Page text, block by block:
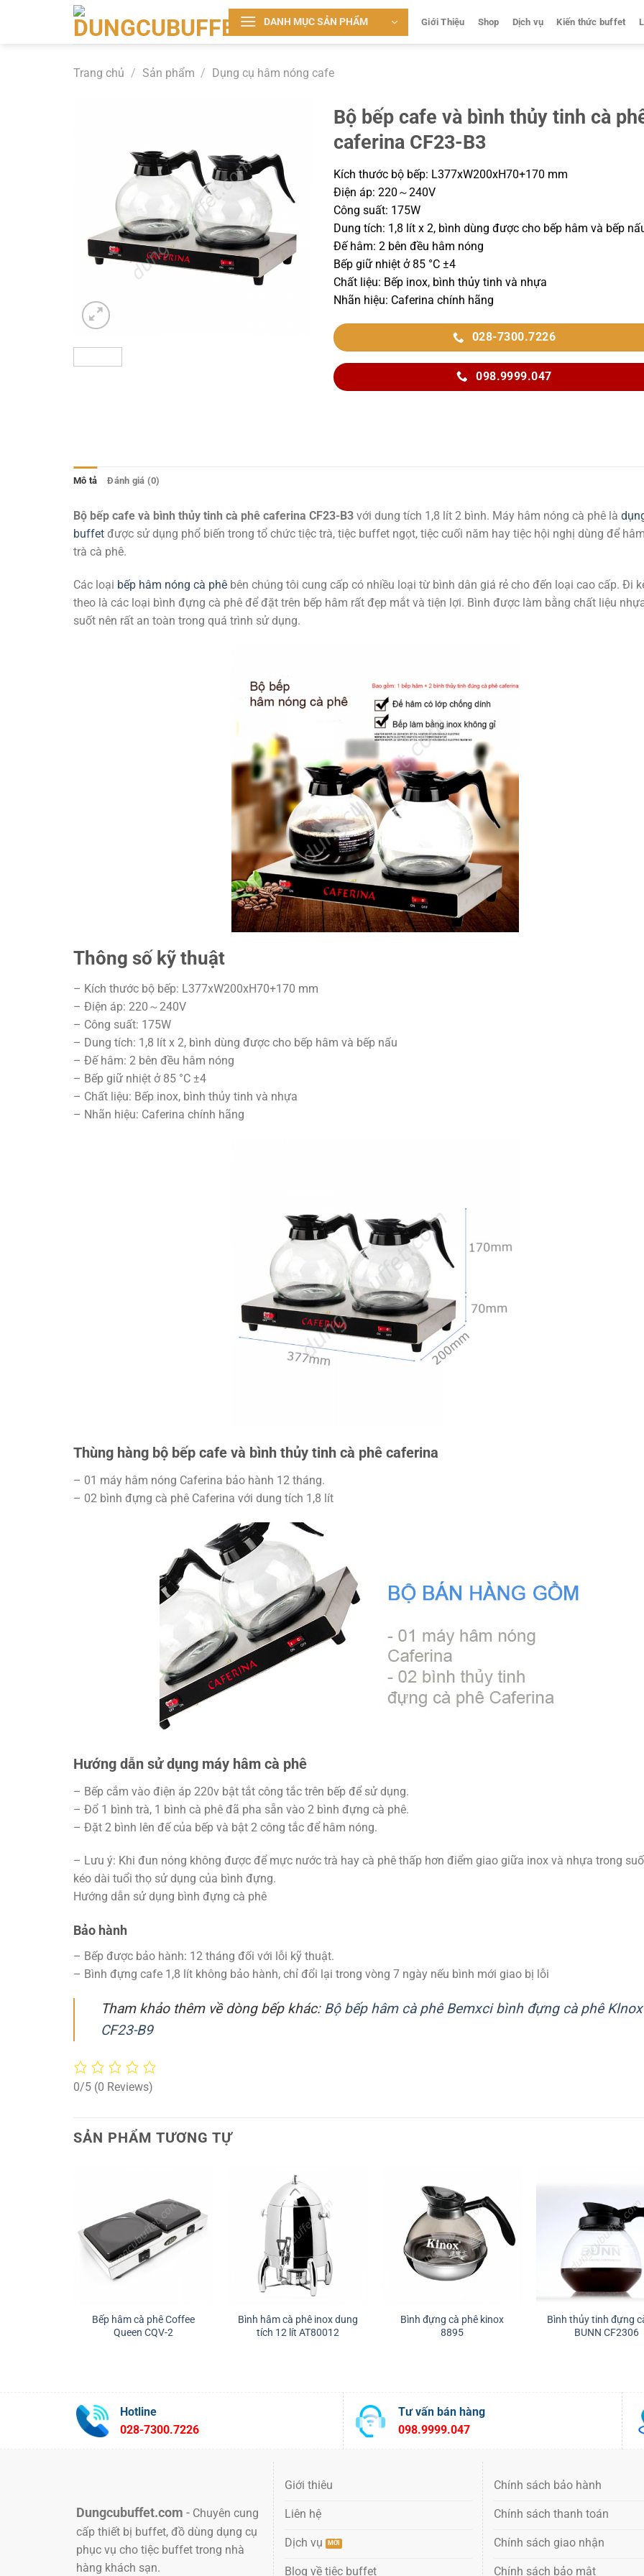
DANH MỤC SẢN PHẨM Giới Thiệu Shop Dịch vụ Kiến thức buffet
Trang chủ / Sản phẩm / Dụng cụ hâm nóng cafe
Bộ bếp cafe và bình thủy tinh cà
caferina CF23-B3
Kích thước bộ bếp: L377xW200xH70+170 mm
Điện áp: 220～240V
Công suất: 175W
Dung tích: 1,8 lít x 2, bình dùng được cho bếp hâm và bếp
Đế hâm: 2 bên đều hâm nóng
Bếp giữ nhiệt ở 85 °C ±4
Chất liệu: Bếp inox, bình thủy tinh và nhựa
Nhãn hiệu: Caferina chính hãng
028-7300.7226
098.9999.047
Mô tả Đánh giá (0)
Bộ bếp cafe và bình thủy tinh cà phê caferina CF23-B3 với dung tích 1,8 lít 2 bình. Máy hâm nóng cà phê là
buffet được sử dụng phổ biến trong tổ chức tiệc trà, tiệc buffet ngọt, tiệc cuối năm hay tiệc hội nghị dùng để
trà cà phê.
Các loại bếp hâm nóng cà phê bên chúng tôi cung cấp có nhiều loại từ bình dân giá rẻ cho đến loại cao cấp. Đi
theo là các loại bình đựng cà phê để đặt trên bếp hâm rất đẹp mắt và tiện lợi. Bình được làm bằng chất liệu
suốt nên rất an toàn trong quá trình sử dụng.
Thông số kỹ thuật
– Kích thước bộ bếp: L377xW200xH70+170 mm
– Điện áp: 220～240V
– Công suất: 175W
– Dung tích: 1,8 lít x 2, bình dùng được cho bếp hâm và bếp nấu
– Đế hâm: 2 bên đều hâm nóng
– Bếp giữ nhiệt ở 85 °C ±4
– Chất liệu: Bếp inox, bình thủy tinh và nhựa
– Nhãn hiệu: Caferina chính hãng
Thùng hàng bộ bếp cafe và bình thủy tinh cà phê caferina
– 01 máy hâm nóng Caferina bảo hành 12 tháng.
– 02 bình đựng cà phê Caferina với dung tích 1,8 lít
Hướng dẫn sử dụng máy hâm cà phê
– Bếp cắm vào điện áp 220v bật tắt công tắc trên bếp để sử dụng.
– Đổ 1 bình trà, 1 bình cà phê đã pha sẵn vào 2 bình đựng cà phê.
– Đặt 2 bình lên đế của bếp và bật 2 công tắc để hâm nóng.
– Lưu ý: Khi đun nóng không được để mực nước trà hay cà phê thấp hơn điểm giao giữa inox và nhựa trong
kéo dài tuổi thọ sử dụng của bình đựng.
Hướng dẫn sử dụng bình đựng cà phê
Bảo hành
– Bếp được bảo hành: 12 tháng đối với lỗi kỹ thuật.
– Bình đựng cafe 1,8 lít không bảo hành, chỉ đổi lại trong vòng 7 ngày nếu bình mới giao bị lỗi
Tham khảo thêm về dòng bếp khác: Bộ bếp hâm cà phê Bemxci bình đựng cà phê Klnox
CF23-B9
0/5 (0 Reviews)
SẢN PHẨM TƯƠNG TỰ
Bếp hâm cà phê Coffee
Queen CQV-2
Bình hâm cà phê inox dung
tích 12 lít AT80012
Bình đựng cà phê kinox
8895
Bình thủy tinh đựng
BUNN CF2306
Hotline
028-7300.7226
Tư vấn bán hàng
098.9999.047
Dungcubuffet.com - Chuyên cung
cấp thiết bị buffet, đồ dùng dụng cụ
phục vụ cho tiệc buffet trong nhà
hàng khách sạn.
Giới thiêu
Liên hệ
Dịch vụ
Blog về tiệc buffet
Chính sách bảo hành
Chính sách thanh toán
Chính sách giao nhận
Chính sách bảo mật